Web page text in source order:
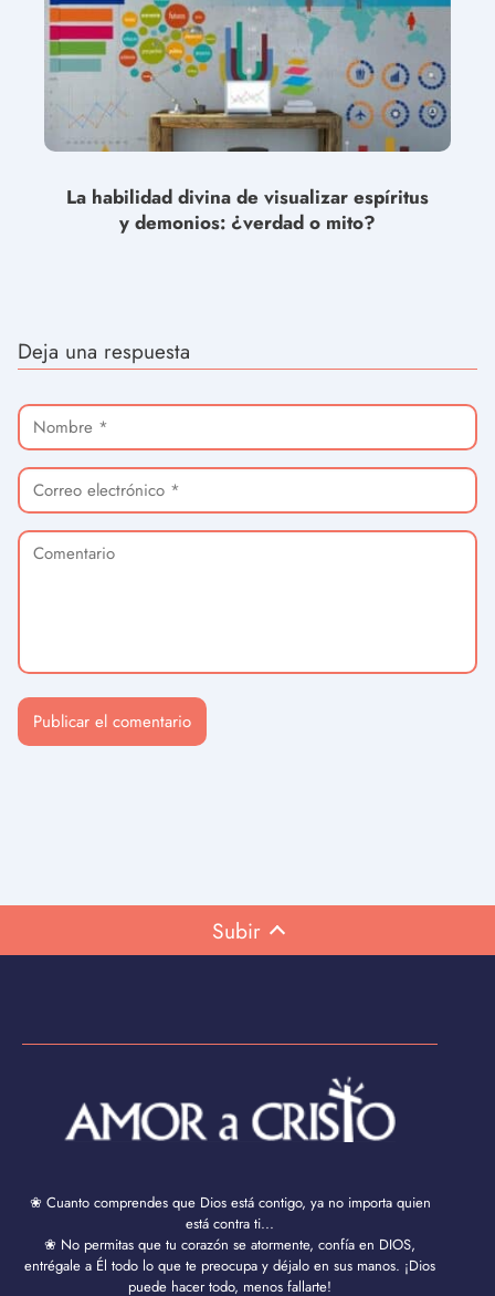
La habilidad divina de visualizar espíritus
y demonios: ¿verdad o mito?
Deja una respuesta
Subir
❀ Cuanto comprendes que Dios está contigo, ya no importa quien
está contra ti...
❀ No permitas que tu corazón se atormente, confía en DIOS,
entrégale a Él todo lo que te preocupa y déjalo en sus manos. ¡Dios
puede hacer todo, menos fallarte!